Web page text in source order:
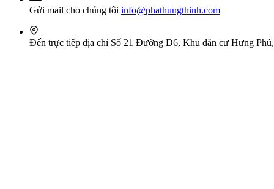
Gửi mail cho chúng tôi info@phathungthinh.com
Đến trực tiếp địa chỉ Số 21 Đường D6, Khu dân cư Hưng